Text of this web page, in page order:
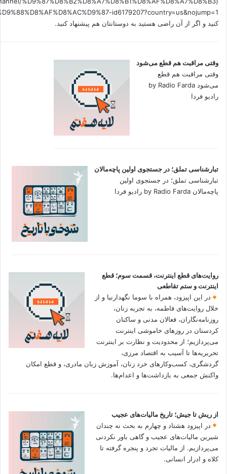
کنید و اگر از آن راضی هستید به دوستانتان هم پیشنهاد کنید.
وقتی مراقبت هم قطع می‌شود
وقتی مراقبت هم قطع
می‌شود by Radio Farda
رادیو فردا
تبارشناسی تملق؛ در جستجوی اولین‌ پاچه‌مالان
تبارشناسی تملق؛ در جستجوی اولین‌
پاچه‌مالان by Radio Farda رادیو فردا
روایت‌های قطع اینترنت، قسمت سوم؛ قطع
اینترنت و ستم تقاطعی
در این اپیزود، همراه با سوما نگهدارنیا و از
خلال روایت‌های فاطمه، به تجربه زنان،
روزنامه‌نگاران، فعالان مدنی و ساکنان
کردستان در روزهای خاموشی اینترنت
می‌پردازیم؛ از محدودیت و نظارت بر اینترنت
تحریریه‌ها تا آسیب به اقتصاد مرزی،
گردشگری، کسب‌وکارهای خرد زنان، آموزش زبان مادری، و قطع امکان
واکنش جمعی به بازداشت‌ها و اعدام‌ها.
از ریش تا جیش؛ تاریخ مالیات‌های عجیب
در اپیزود هشتاد و چهارم به بحث نه چندان
شیرین مالیات‌های عجیب و گاهی باور نکردنی‌
می‌پردازیم. از مالیات تجرد و پنجره گرفته تا
کلاه و ادرار انسانی.